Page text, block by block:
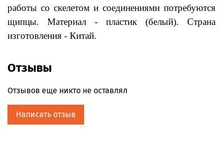
работы со скелетом и соединениями потребуются
щипцы. Материал - пластик (белый). Страна
изготовления - Китай.
Отзывы
Отзывов еще никто не оставлял
Написать отзыв